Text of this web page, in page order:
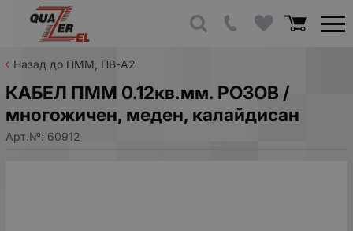
Назад до ПММ, ПВ-А2
КАБЕЛ ПММ 0.12кв.мм. РОЗОВ /
многожичен, меден, калайдисан
Арт.№: 60912